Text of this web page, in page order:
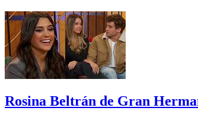
Rosina Beltrán de Gran